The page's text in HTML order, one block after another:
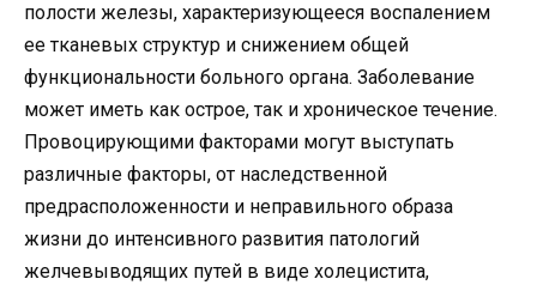
полости железы, характеризующееся воспалением
ее тканевых структур и снижением общей
функциональности больного органа. Заболевание
может иметь как острое, так и хроническое течение.
Провоцирующими факторами могут выступать
различные факторы, от наследственной
предрасположенности и неправильного образа
жизни до интенсивного развития патологий
желчевыводящих путей в виде холецистита,